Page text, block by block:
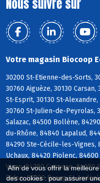
Afin de vous offrir la
des cookies : pour assurer
Nous suivre sur
Votre magasin Biocoop
30200 St-Etienne-des-Sorts,
30760 Aiguèze, 30130
St-Esprit, 30130 St-
30760 St-Julien-de-Peyrolas,
Salazac, 84500 Bollène,
du-Rhône, 84840 Lapalud,
84290 Ste-Cécile-les-Vignes,
Uchaux, 84420 Piolenc,
Visan, 84290 Cairanne,
Bidon, 07700 Bourg-St-